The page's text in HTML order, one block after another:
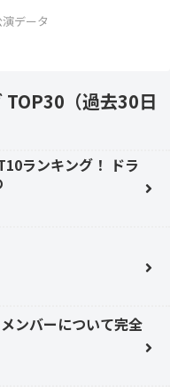
データ
（過去30日
ランキング！ ドラ
ンバーについて完全